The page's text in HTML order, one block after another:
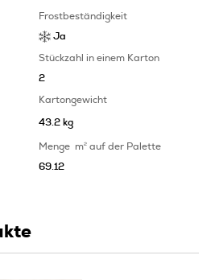
Frostbeständigkeit
Ja
Stückzahl in einem Karton
2
Kartongewicht
43.2 kg
Mengem2 auf der Palette
69.12